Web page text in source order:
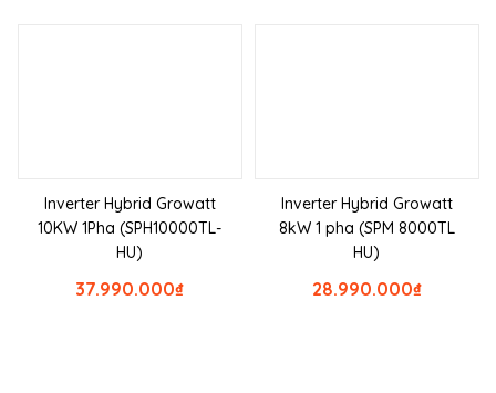
Inverter Hybrid Growatt
10KW 1Pha (SPH10000TL-
HU)
₫
37.990.000
Inverter Hybrid Growatt
8kW 1 pha (SPM 8000TL
HU)
₫
28.990.000